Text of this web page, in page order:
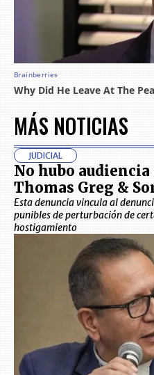
MÁS NOTICIAS
JUDICIAL
No hubo
Thomas Greg &
Esta denuncia vincula al
punibles de perturbación de
hostigamiento